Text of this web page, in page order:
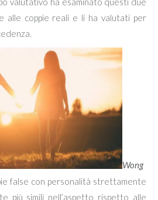
alle coppie reali e li ha valutati per
Wong
false con personalità strettamente
più simili nell’aspetto rispetto alle